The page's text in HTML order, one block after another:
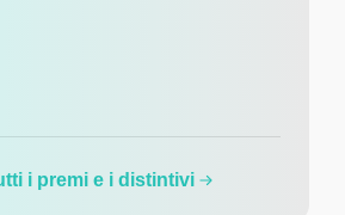
i premi e i distintivi